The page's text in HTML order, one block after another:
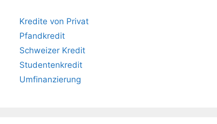
Kredite von Privat
Pfandkredit
Schweizer Kredit
Studentenkredit
Umfinanzierung